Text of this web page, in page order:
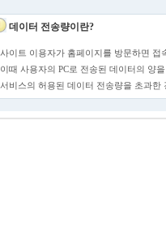
데이터 전송량이란?
사이트 이용자가 홈페이지를 방문하면 접
이때 사용자의 PC로 전송된 데이터의 양
서비스의 허용된 데이터 전송량을 초과